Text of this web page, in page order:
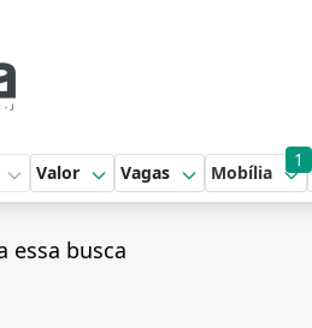
Valor Vagas
1
Mobília
essa busca